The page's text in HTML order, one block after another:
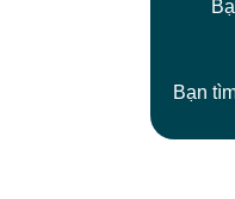
Bạn